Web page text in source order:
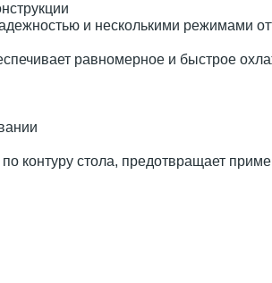
и несколькими режимами
равномерное и быстрое
контуру стола, предотвращает